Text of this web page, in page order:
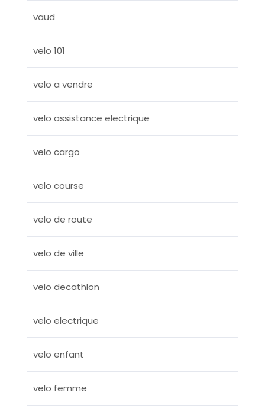
vaud
velo 101
velo a vendre
velo assistance electrique
velo cargo
velo course
velo de route
velo de ville
velo decathlon
velo electrique
velo enfant
velo femme